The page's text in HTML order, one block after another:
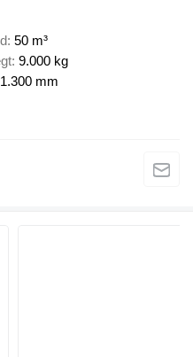
50 m³
9.000 kg
1.300 mm